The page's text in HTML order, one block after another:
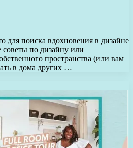
для поиска вдохновения в дизайне
по дизайну или
пространства (или вам
в дома других …